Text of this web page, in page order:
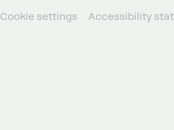
Cookie settings Accessibility